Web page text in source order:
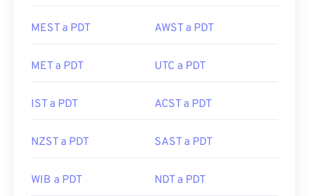
MEST a PDT AWST a PDT
MET a PDT UTC a PDT
IST a PDT ACST a PDT
NZST a PDT SAST a PDT
WIB a PDT NDT a PDT